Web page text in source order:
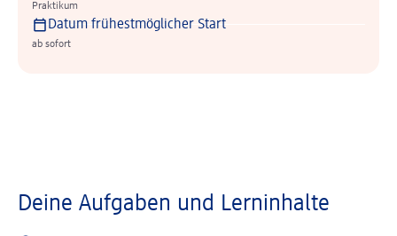
Praktikum
Datum frühestmöglicher Start
ab sofort
Deine Aufgaben und Lerninhalte